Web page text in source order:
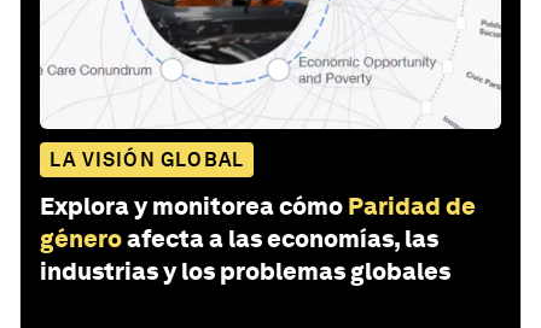
LA VISIÓN GLOBAL
Explora y monitorea cómo Paridad de
géneroafecta a las economías, las
industrias y los problemas globales